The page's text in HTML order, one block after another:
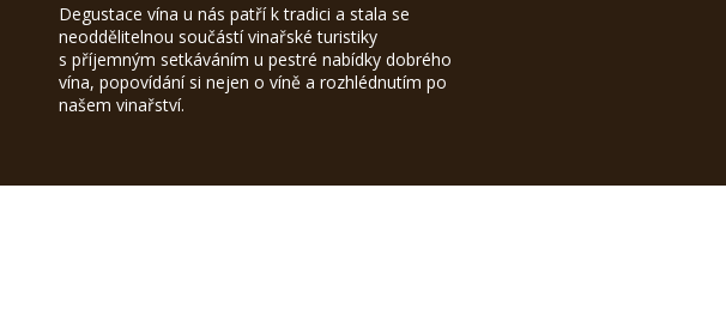
Degustace vína u nás patří k tradici a stala se
neoddělitelnou součástí vinařské turistiky
s příjemným setkáváním u pestré nabídky dobrého
vína, popovídání si nejen o víně a rozhlédnutím po
našem vinařství.